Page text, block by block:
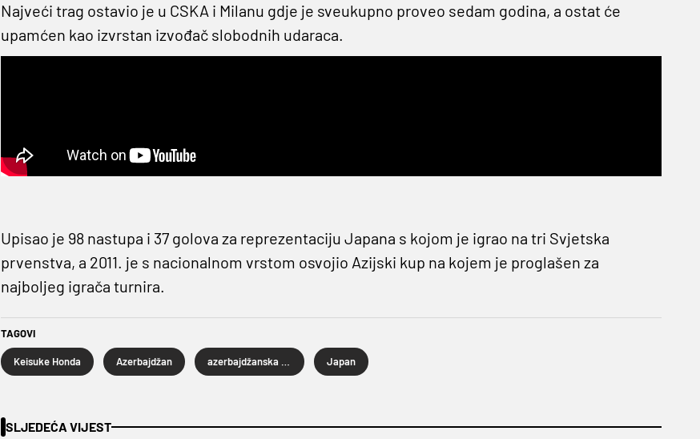
Najveći trag ostavio je u CSKA i Milanu gdje je sveukupno proveo sedam godina, a ostat će
upamćen kao izvrstan izvođač slobodnih udaraca.
Upisao je 98 nastupa i 37 golova za reprezentaciju Japana s kojom je igrao na tri Svjetska
prvenstva, a 2011. je s nacionalnom vrstom osvojio Azijski kup na kojem je proglašen za
najboljeg igrača turnira.
TAGOVI
Keisuke Honda Azerbajdžan azerbajdžanska nogometna reprezentacija Japan
SLJEDEĆA VIJEST